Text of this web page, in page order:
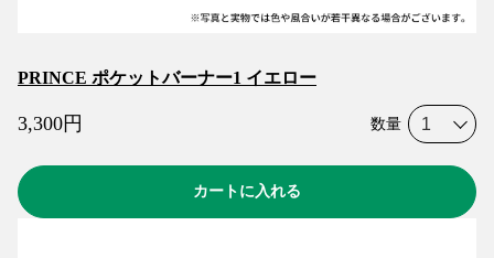
PRINCE ポケットバーナー1 イエロー
3,300円 数量
カートに入れる